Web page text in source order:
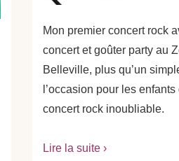
Mon premier concert rock
concert et goûter party au
Belleville, plus qu’un
l’occasion pour les
concert rock inoubliable.
Lire la suite ›